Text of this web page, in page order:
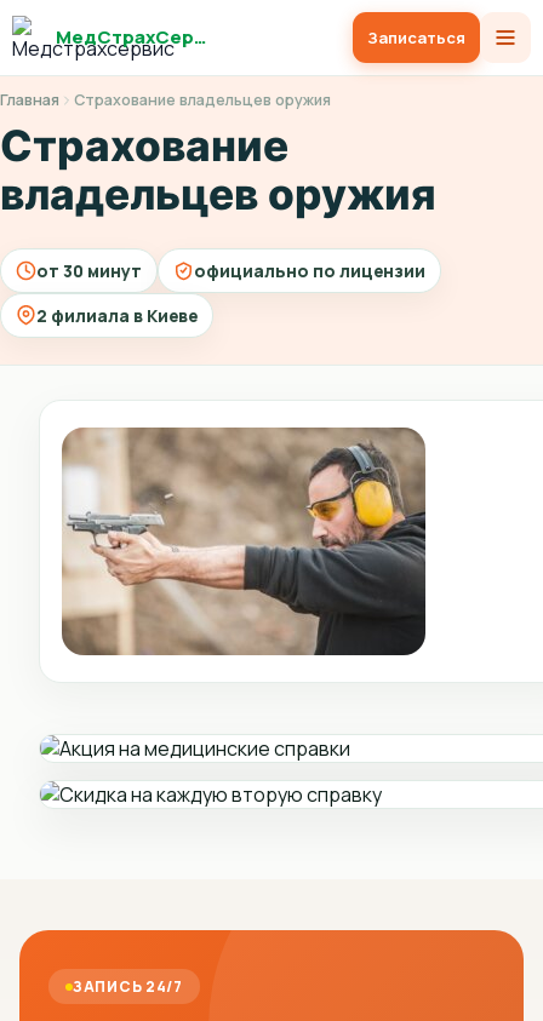
МедСтрахСервис Записаться
Главная Страхование владельцев оружия
Страхование
владельцев оружия
от 30 минут
официально по лицензии
2 филиала в Киеве
ЗАПИСЬ 24/7